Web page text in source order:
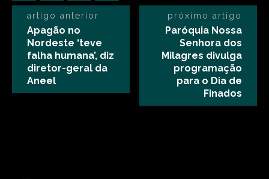
artigo anterior
Apagão no
Nordeste ‘teve
falha humana’, diz
diretor-geral da
Aneel
próximo artigo
Paróquia Nossa
Senhora dos
Milagres divulga
programação
para o Dia de
Finados